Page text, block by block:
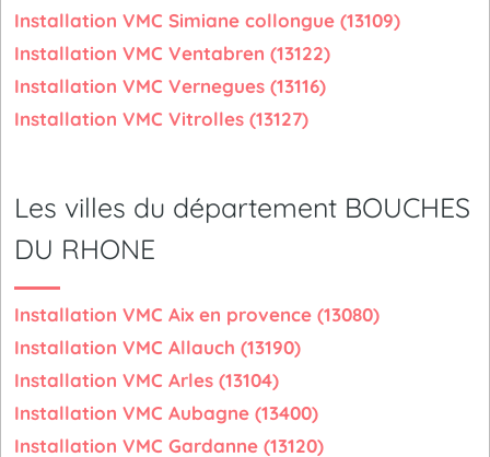
Installation VMC Simiane collongue (13109)
Installation VMC Ventabren (13122)
Installation VMC Vernegues (13116)
Installation VMC Vitrolles (13127)
Les villes du département BOUCHES
DU RHONE
Installation VMC Aix en provence (13080)
Installation VMC Allauch (13190)
Installation VMC Arles (13104)
Installation VMC Aubagne (13400)
Installation VMC Gardanne (13120)